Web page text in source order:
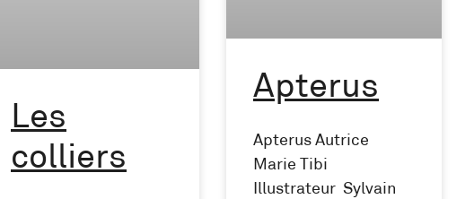
Les
colliers
Apterus
Apterus Autrice
Marie Tibi
Illustrateur Sylvain